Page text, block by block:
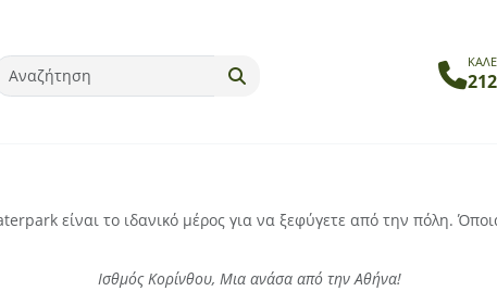
είναι το ιδανικό μέρος για να ξεφύγετε από την πόλη.
Ισθμός Κορίνθου, Μια ανάσα από την Αθήνα!